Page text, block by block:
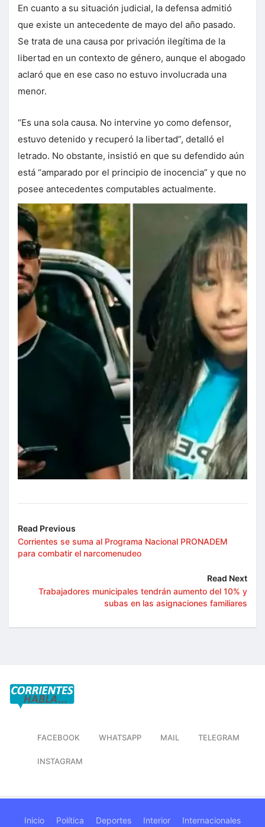
En cuanto a su situación judicial, la defensa admitió
que existe un antecedente de mayo del año pasado.
Se trata de una causa por privación ilegítima de la
libertad en un contexto de género, aunque el abogado
aclaró que en ese caso no estuvo involucrada una
menor.
“Es una sola causa. No intervine yo como defensor,
estuvo detenido y recuperó la libertad”, detalló el
letrado. No obstante, insistió en que su defendido aún
está “amparado por el principio de inocencia” y que no
posee antecedentes computables actualmente.
Read Previous
Corrientes se suma al Programa Nacional PRONADEM
para combatir el narcomenudeo
Read Next
Trabajadores municipales tendrán aumento del 10% y
subas en las asignaciones familiares
FACEBOOK WHATSAPP MAIL TELEGRAM
INSTAGRAM
Inicio Política Deportes Interior Internacionales